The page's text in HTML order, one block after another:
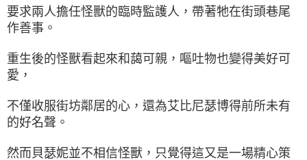
要求兩人擔任怪獸的臨時監護人，帶著牠在街頭巷尾
作善事。
重生後的怪獸看起來和藹可親，嘔吐物也變得美好可
愛，
不僅收服街坊鄰居的心，還為艾比尼瑟博得前所未有
的好名聲。
然而貝瑟妮並不相信怪獸，只覺得這又是一場精心策